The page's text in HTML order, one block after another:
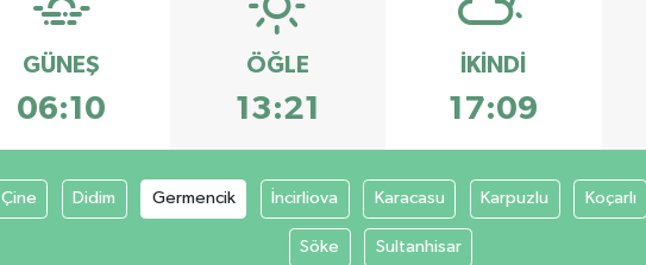
GÜNEŞ
06:10
ÖĞLE
13:21
İKINDI
17:09
Çine Didim Germencik İncirliova Karacasu Karpuzlu Koçarlı
Söke Sultanhisar